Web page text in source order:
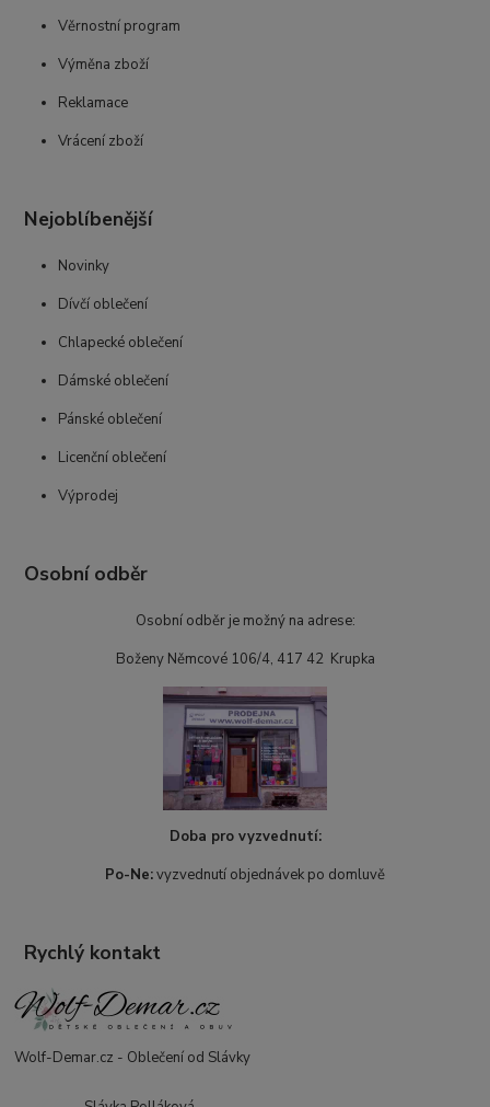
Věrnostní program
Výměna zboží
Reklamace
Vrácení zboží
Nejoblíbenější
Novinky
Dívčí oblečení
Chlapecké oblečení
Dámské oblečení
Pánské oblečení
Licenční oblečení
Výprodej
Osobní odběr
Osobní odběr je možný na adrese:
Boženy Němcové 106/4, 417 42 Krupka
Doba pro vyzvednutí:
Po-Ne:vyzvednutí objednávek po domluvě
Rychlý kontakt
Wolf-Demar.cz - Oblečení od Slávky